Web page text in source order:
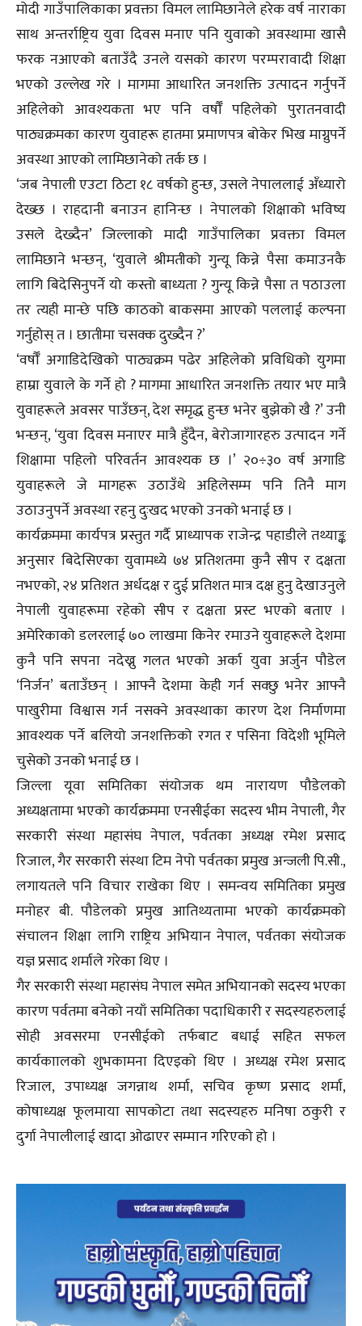
मोदी गाउँपालिकाका प्रवक्ता विमल लामिछानेले हरेक वर्ष नाराका
साथ अन्तर्राष्ट्रिय युवा दिवस मनाए पनि युवाको अवस्थामा खासै
फरक नआएको बताउँदै उनले यसको कारण परम्परावादी शिक्षा
भएको उल्लेख गरे । मागमा आधारित जनशक्ति उत्पादन गर्नुपर्ने
अहिलेको आवश्यकता भए पनि वर्षौँ पहिलेको पुरातनवादी
पाठ्यक्रमका कारण युवाहरू हातमा प्रमाणपत्र बोकेर भिख माग्नुपर्ने
अवस्था आएको लामिछानेको तर्क छ ।
‘जब नेपाली एउटा ठिटा १८ वर्षको हुन्छ, उसले नेपाललाई अँध्यारो
देख्छ । राहदानी बनाउन हानिन्छ । नेपालको शिक्षाको भविष्य
उसले देख्दैन’ जिल्लाको मादी गाउँपालिका प्रवक्ता विमल
लामिछाने भन्छन्, ‘युवाले श्रीमतीको गुन्यू किन्ने पैसा कमाउनकै
लागि बिदेसिनुपर्ने यो कस्तो बाध्यता ? गुन्यू किन्ने पैसा त पठाउला
तर त्यही मान्छे पछि काठको बाकसमा आएको पललाई कल्पना
गर्नुहोस् त । छातीमा चसक्क दुख्दैन ?’
‘वर्षौँ अगाडिदेखिको पाठ्यक्रम पढेर अहिलेको प्रविधिको युगमा
हाम्रा युवाले के गर्ने हो ? मागमा आधारित जनशक्ति तयार भए मात्रै
युवाहरूले अवसर पाउँछन्, देश समृद्ध हुन्छ भनेर बुझेको खै ?’ उनी
भन्छन्, ‘युवा दिवस मनाएर मात्रै हुँदैन, बेरोजागारहरु उत्पादन गर्ने
शिक्षामा पहिलो परिवर्तन आवश्यक छ ।’ २०÷३० वर्ष अगाडि
युवाहरूले जे मागहरू उठाउँथे अहिलेसम्म पनि तिनै माग
उठाउनुपर्ने अवस्था रहनु दुःखद भएको उनको भनाई छ ।
कार्यक्रममा कार्यपत्र प्रस्तुत गर्दै प्राध्यापक राजेन्द्र पहाडीले तथ्याङ्क
अनुसार बिदेसिएका युवामध्ये ७४ प्रतिशतमा कुनै सीप र दक्षता
नभएको, २४ प्रतिशत अर्धदक्ष र दुई प्रतिशत मात्र दक्ष हुनु देखाउनुले
नेपाली युवाहरूमा रहेको सीप र दक्षता प्रस्ट भएको बताए ।
अमेरिकाको डलरलाई ७० लाखमा किनेर रमाउने युवाहरूले देशमा
कुनै पनि सपना नदेख्नु गलत भएको अर्का युवा अर्जुन पौडेल
‘निर्जन’ बताउँछन् । आफ्नै देशमा केही गर्न सक्छु भनेर आफ्नै
पाखुरीमा विश्वास गर्न नसक्ने अवस्थाका कारण देश निर्माणमा
आवश्यक पर्ने बलियो जनशक्तिको रगत र पसिना विदेशी भूमिले
चुसेको उनको भनाई छ ।
जिल्ला यूवा समितिका संयोजक थम नारायण पौडेलको
अध्यक्षतामा भएको कार्यक्रममा एनसीईका सदस्य भीम नेपाली, गैर
सरकारी संस्था महासंघ नेपाल, पर्वतका अध्यक्ष रमेश प्रसाद
रिजाल, गैर सरकारी संस्था टिम नेपो पर्वतका प्रमुख अन्जली पि.सी.,
लगायतले पनि विचार राखेका थिए । समन्वय समितिका प्रमुख
मनोहर बी. पौडेलको प्रमुख आतिथ्यतामा भएको कार्यक्रमको
संचालन शिक्षा लागि राष्ट्रिय अभियान नेपाल, पर्वतका संयोजक
यज्ञ प्रसाद शर्माले गरेका थिए ।
गैर सरकारी संस्था महासंघ नेपाल समेत अभियानको सदस्य भएका
कारण पर्वतमा बनेको नयाँ समितिका पदाधिकारी र सदस्यहरुलाई
सोही अवसरमा एनसीईको तर्फबाट बधाई सहित सफल
कार्यकाालको शुभकामना दिएइको थिए । अध्यक्ष रमेश प्रसाद
रिजाल, उपाध्यक्ष जगन्नाथ शर्मा, सचिव कृष्ण प्रसाद शर्मा,
कोषाध्यक्ष फूलमाया सापकोटा तथा सदस्यहरु मनिषा ठकुरी र
दुर्गा नेपालीलाई खादा ओढाएर सम्मान गरिएको हो ।